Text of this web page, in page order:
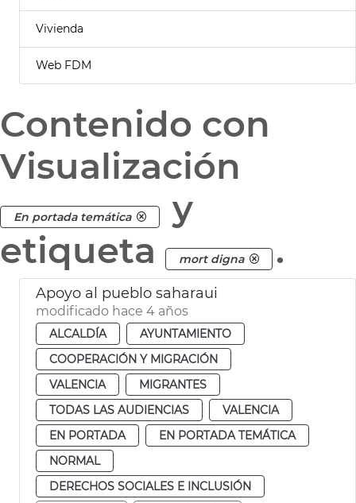
Vivienda
Web FDM
Contenido con
Visualización
En portada temática
y
etiqueta
mort digna .
Apoyo al pueblo saharaui
modificado hace 4 años
ALCALDÍA
AYUNTAMIENTO
COOPERACIÓN Y MIGRACIÓN
VALENCIA
MIGRANTES
TODAS LAS AUDIENCIAS
VALENCIA
EN PORTADA
EN PORTADA TEMÁTICA
NORMAL
DERECHOS SOCIALES E INCLUSIÓN